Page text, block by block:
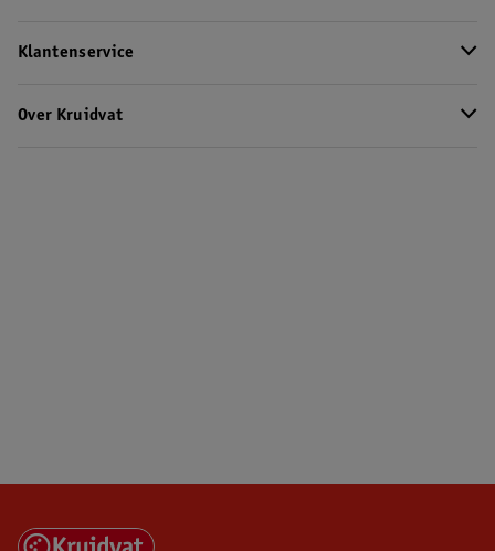
Klantenservice
Over Kruidvat